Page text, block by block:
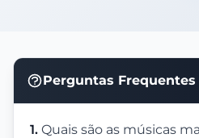
Perguntas Frequentes
1. Quais são as músicas